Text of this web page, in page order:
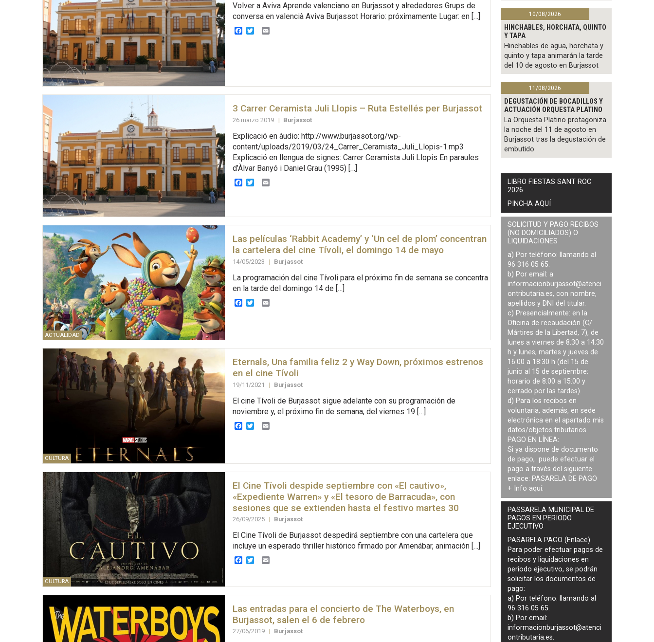
Volver a Aviva Aprende valenciano en Burjassot y alrededores Grups de
conversa en valencià Aviva Burjassot Horario: próximamente Lugar: en […]
Facebook
TwitterEmail
3 Carrer Ceramista Juli Llopis – Ruta Estellés per Burjassot
26 marzo 2019 | Burjassot
Explicació en àudio: http://www.burjassot.org/wp-
content/uploads/2019/03/24_Carrer_Ceramista_Juli_Llopis-1.mp3
Explicació en llengua de signes: Carrer Ceramista Juli Llopis En paraules
d’Àlvar Banyó i Daniel Grau (1995) […]
Facebook
TwitterEmail
ACTUALIDAD
Las películas ‘Rabbit Academy’ y ‘Un cel de plom’ concentran
la cartelera del cine Tívoli, el domingo 14 de mayo
14/05/2023 | Burjassot
La programación del cine Tívoli para el próximo fin de semana se concentra
en la tarde del domingo 14 de […]
Facebook
Twitter
CULTURA
Eternals, Una familia feliz 2 y Way Down, próximos estrenos
en el cine Tívoli
19/11/2021 | Burjassot
El cine Tívoli de Burjassot sigue adelante con su programación de
noviembre y, el próximo fin de semana, del viernes 19 […]
Facebook
Twitter
CULTURA
El Cine Tívoli despide septiembre con «El cautivo»,
«Expediente Warren» y «El tesoro de Barracuda», con
sesiones que se extienden hasta el festivo martes 30
26/09/2025 | Burjassot
El Cine Tívoli de Burjassot despedirá septiembre con una cartelera que
incluye un esperado thriller histórico firmado por Amenábar, animación […]
Facebook
Twitter
Las entradas para el concierto de The Waterboys, en
Burjassot, salen el 6 de febrero
27/06/2019 | Burjassot
10/08/2026
HINCHABLES, HORCHATA, QUINTO
Y TAPA
Hinchables de agua, horchata y
quinto y tapa animarán la tarde
del 10 de agosto en Burjassot
11/08/2026
DEGUSTACIÓN DE BOCADILLOS Y
ACTUACIÓN ORQUESTA PLATINO
La Orquesta Platino protagoniza
la noche del 11 de agosto en
Burjassot tras la degustación de
embutido
LIBRO FIESTAS SANT ROC
2026
PINCHA AQUÍ
SOLICITUD Y PAGO RECIBOS
(NO DOMICILIADOS) O
LIQUIDACIONES
a) Por teléfono: llamando al
96 316 05 65.
b) Por email: a
informacionburjassot@atenci
ontributaria.es, con nombre,
apellidos y DNI del titular.
c) Presencialmente: en la
Oficina de recaudación (C/
Mártires de la Libertad, 7), de
lunes a viernes de 8:30 a 14:30
h y lunes, martes y jueves de
16:00 a 18:30 h (del 15 de
junio al 15 de septiembre:
horario de 8:00 a 15:00 y
cerrado por las tardes).
d) Para los recibos en
voluntaria, además, en sede
electrónica en el apartado mis
datos/objetos tributarios.
PAGO EN LÍNEA:
Si ya dispone de documento
de pago, puede efectuar el
pago a través del siguiente
enlace: PASARELA DE PAGO
+ Info aquí.
PASSARELA MUNICIPAL DE
PAGOS EN PERIODO
EJECUTIVO
PASARELA PAGO (Enlace)
Para poder efectuar pagos de
recibos y liquidaciones en
periodo ejecutivo, se podrán
solicitar los documentos de
pago:
a) Por teléfono: llamando al
96 316 05 65.
b) Por email:
informacionburjassot@atenci
ontributaria.es.